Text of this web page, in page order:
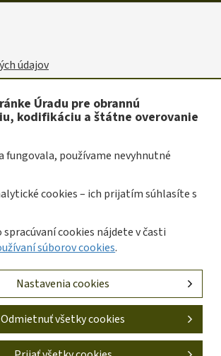
údajov
súborov cookies
a štátne overovanie kvality
: Progresívne Aplikácie |
Úradu pre obrannú
kodifikáciu a štátne overovanie
fungovala, používame nevyhnutné
cookies – ich prijatím súhlasíte s
cookies nájdete v časti
súborov cookies.
Nastavenia cookies
Odmietnuť všetky cookies